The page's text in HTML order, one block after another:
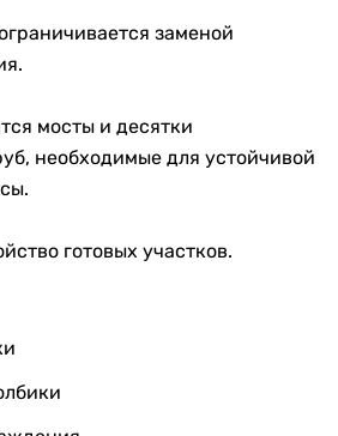
заменой
мосты и десятки
необходимые для устойчивой
готовых участков.